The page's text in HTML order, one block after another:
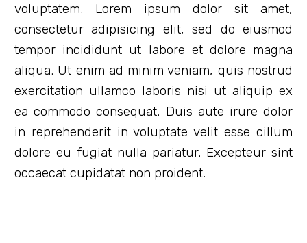
voluptatem. Lorem ipsum dolor sit amet,
consectetur adipisicing elit, sed do eiusmod
tempor incididunt ut labore et dolore magna
aliqua. Ut enim ad minim veniam, quis nostrud
exercitation ullamco laboris nisi ut aliquip ex
ea commodo consequat. Duis aute irure dolor
in reprehenderit in voluptate velit esse cillum
dolore eu fugiat nulla pariatur. Excepteur sint
occaecat cupidatat non proident.